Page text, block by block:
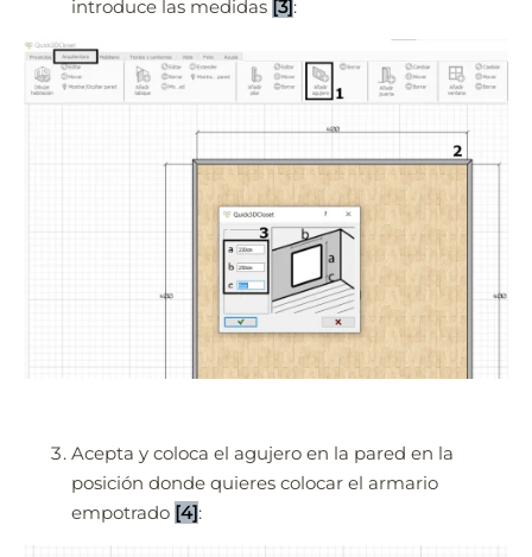
introduce las medidas [3]:
Acepta y coloca el agujero en la pared en la
posición donde quieres colocar el armario
empotrado [4]: